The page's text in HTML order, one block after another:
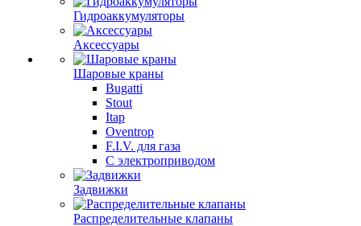
Гидроаккумуляторы
Аксессуары
Шаровые краны
Bugatti
Stout
Itap
Oventrop
F.I.V. для газа
С электроприводом
Задвижки
Распределительные клапаны